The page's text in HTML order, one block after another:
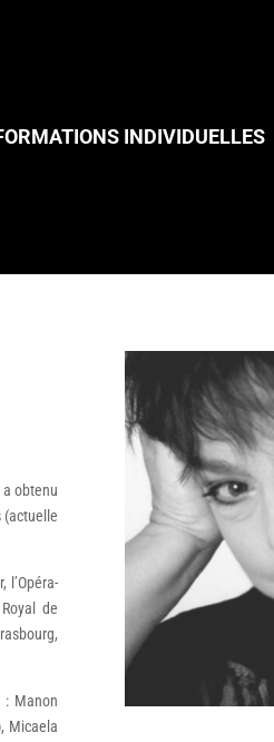
INDIVIDUELLES
obtenu
(actuelle
l’Opéra-
de
: Manon
Micaela